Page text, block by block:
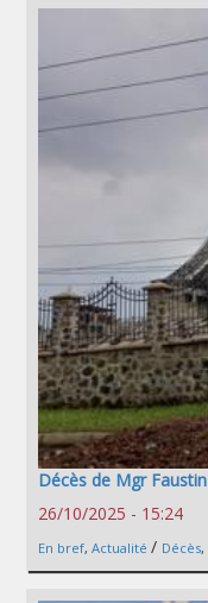
Décès de Mgr
26/10/2025 - 15:24
En bref, Actualité / Décès,